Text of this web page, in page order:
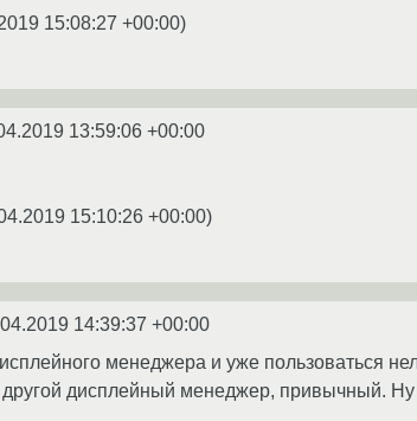
15:08:27 +00:00)
13:59:06 +00:00
15:10:26 +00:00)
14:39:37 +00:00
менеджера и уже пользоваться
другой дисплейный менеджер, привычный.